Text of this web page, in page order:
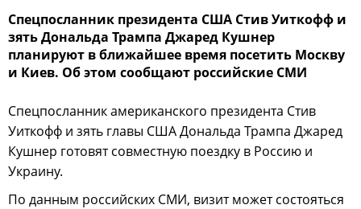
Спецпосланник президента США Стив Уиткофф и
зять Дональда Трампа Джаред Кушнер
планируют в ближайшее время посетить Москву
и Киев. Об этом сообщают российские СМИ
Спецпосланник американского президента Стив
Уиткофф и зять главы США Дональда Трампа Джаред
Кушнер готовят совместную поездку в Россию и
Украину.
По данным российских СМИ, визит может состояться